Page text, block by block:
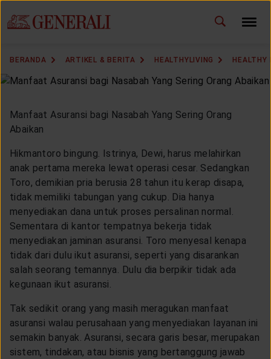
BERANDA ARTIKEL & BERITA HEALTHYLIVING HEALTHY
Manfaat Asuransi bagi Nasabah Yang Sering Orang
Abaikan
Hikmantoro bingung. Istrinya, Dewi, harus melahirkan
anak pertama mereka lewat operasi cesar. Sedangkan
Toro, demikian pria berusia 28 tahun itu kerap disapa,
tidak memiliki tabungan yang cukup. Dia hanya
menyediakan dana untuk proses persalinan normal.
Sementara di kantor tempatnya bekerja tidak
menyediakan jaminan asuransi. Toro menyesal kenapa
tidak dari dulu ikut asuransi, seperti yang disarankan
salah seorang temannya. Dulu dia berpikir tidak ada
kegunaan ikut asuransi.
Tak sedikit orang yang masih meragukan manfaat
asuransi walau perusahaan yang menyediakan layanan ini
semakin banyak. Asuransi, secara garis besar, merupakan
sistem, tindakan, atau bisnis yang bertanggung jawab
GANTI BAHASA ID EN
TEMUKAN AGEN
SOLUSI KAMI
LAYANAN NASABAH
ARTIKEL DAN BERITA